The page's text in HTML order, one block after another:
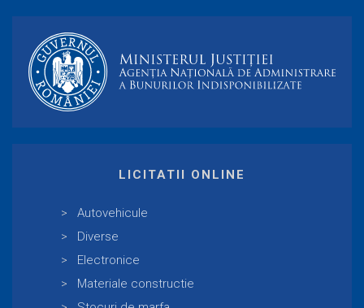
LICITATII ONLINE
Autovehicule
Diverse
Electronice
Materiale constructie